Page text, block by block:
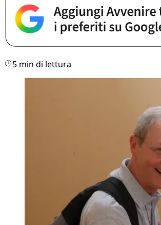
5 min di lettura